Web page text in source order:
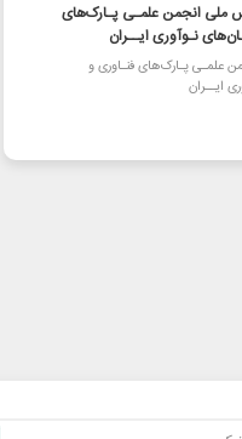
ملی انجمن علمـی پـارک‌های
نـوآوری ایــران
علمـی پـارک‌های فنـاوری و
ایــران